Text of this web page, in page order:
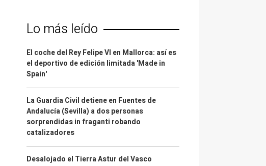
Lo más leído
El coche del Rey Felipe VI en Mallorca: así es
el deportivo de edición limitada 'Made in
Spain'
La Guardia Civil detiene en Fuentes de
Andalucía (Sevilla) a dos personas
sorprendidas in fraganti robando
catalizadores
Desalojado el Tierra Astur del Vasco